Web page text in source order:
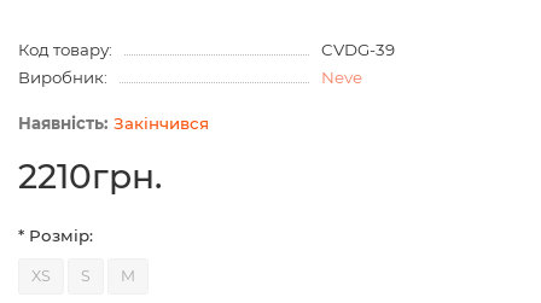
Код товару:
CVDG-39
Виробник:
Neve
Закінчився
2210грн.
* Розмір:
XS S M